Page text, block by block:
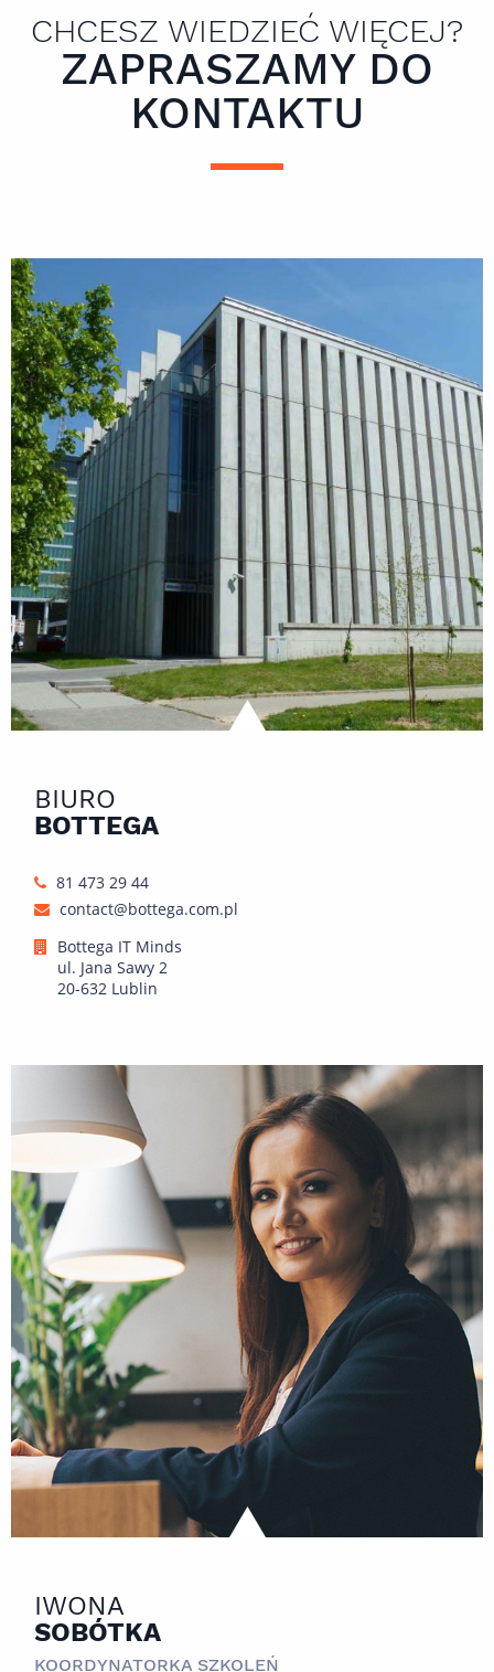
CHCESZ WIEDZIEĆ WIĘCEJ?
ZAPRASZAMY DO
KONTAKTU
BIURO
BOTTEGA
81 473 29 44
contact@bottega.com.pl
Bottega IT Minds
ul. Jana Sawy 2
20-632 Lublin
IWONA
SOBÓTKA
KOORDYNATORKA SZKOLEŃ